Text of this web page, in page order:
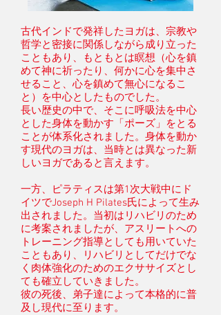
古代インドで発祥したヨガは、宗教や
哲学と密接に関係しながら成り立った
こともあり、もともとは瞑想（心を鎮
めて神に祈ったり、何かに心を集中さ
せること、心を鎮めて無心になるこ
と）を中心としたものでした。
長い歴史の中で、そこに呼吸法を中心
とした身体を動かす「ポーズ」をとる
ことが体系化されました。身体を動か
す現代のヨガは、当時とは異なった新
しいヨガであると言えます。
一方、ピラティスは第1次大戦中にド
イツでJoseph H Pilates氏によって生み
出されました。当初はリハビリのため
に考案されましたが、アスリートへの
トレーニング指導としても用いていた
こともあり、リハビリとしてだけでな
く肉体強化のためのエクササイズとし
ても確立していきました。
彼の死後、弟子達によって本格的に普
及し現代に至ります。